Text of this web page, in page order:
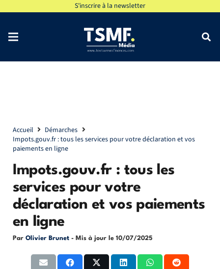
S'inscrire à la newsletter
Accueil
Démarches
Impots.gouv.fr : tous les services pour votre déclaration et vos
paiements en ligne
Impots.gouv.fr : tous les
services pour votre
déclaration et vos paiements
en ligne
Par Olivier Brunet - Mis à jour le 10/07/2025